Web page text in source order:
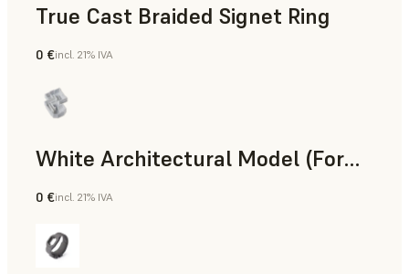
True Cast Braided Signet Ring
Joyería
0 €incl. 21% IVA
White Architectural Model (Form 4)
Estándar
0 €incl. 21% IVA